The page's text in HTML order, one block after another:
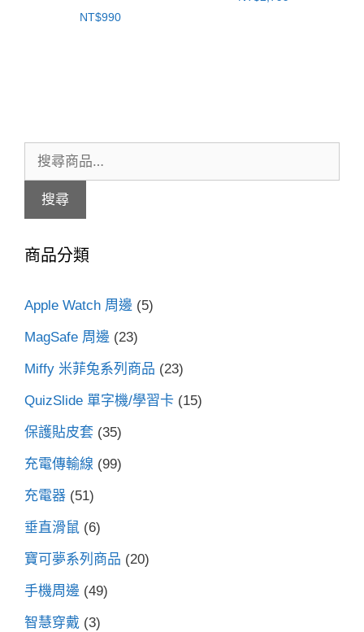
NT$990
尋
字:
搜尋
商品分類
Apple Watch 周邊 (5)
MagSafe 周邊 (23)
Miffy 米菲兔系列商品 (23)
QuizSlide 單字機/學習卡 (15)
保護貼皮套 (35)
充電傳輸線 (99)
充電器 (51)
垂直滑鼠 (6)
寶可夢系列商品 (20)
手機周邊 (49)
智慧穿戴 (3)